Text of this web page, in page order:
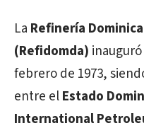
La Refinería
(Refidomda)
febrero de 1973,
entre elEstado
International